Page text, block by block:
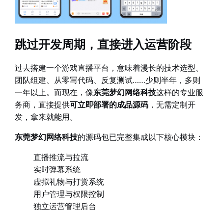
跳过开发周期，直接进入运营阶段
过去搭建一个游戏直播平台，意味着漫长的技术选型、
团队组建、从零写代码、反复测试……少则半年，多则
一年以上。而现在，像东莞梦幻网络科技这样的专业服
务商，直接提供可立即部署的成品源码 ，无需定制开
发，拿来就能用。
东莞梦幻网络科技的源码包已完整集成以下核心模块：
直播推流与拉流
实时弹幕系统
虚拟礼物与打赏系统
用户管理与权限控制
独立运营管理后台